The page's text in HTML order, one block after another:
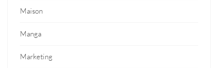
Maison
Manga
Marketing